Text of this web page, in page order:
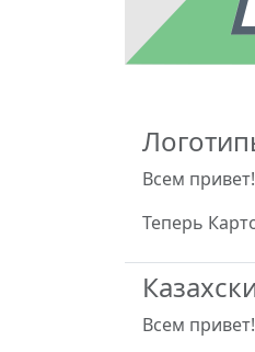
Всем привет!
Теперь
Всем привет!